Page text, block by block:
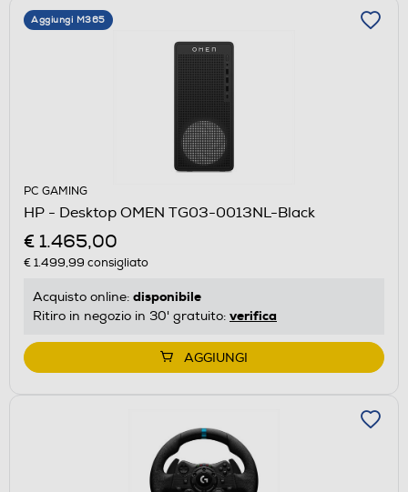
Aggiungi M365
PC GAMING
HP - Desktop OMEN TG03-0013NL-Black
€ 1.465,00
€ 1.499,99 consigliato
Acquisto online: disponibile
Ritiro in negozio in 30' gratuito: verifica
AGGIUNGI